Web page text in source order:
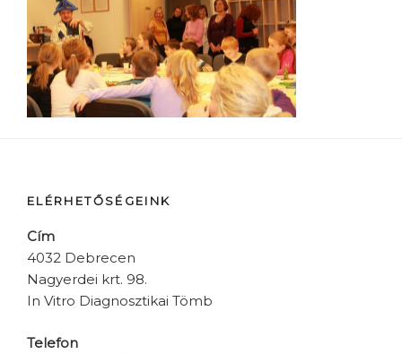
ELÉRHETŐSÉGEINK
Cím
4032 Debrecen
Nagyerdei krt. 98.
In Vitro Diagnosztikai Tömb
Telefon